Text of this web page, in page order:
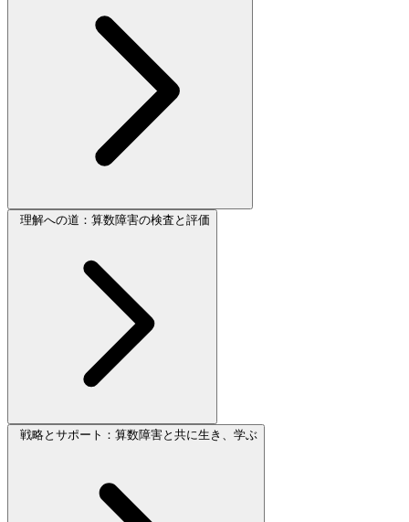
理解への道：算数障害の検査と評価
戦略とサポート：算数障害と共に生き、学ぶ